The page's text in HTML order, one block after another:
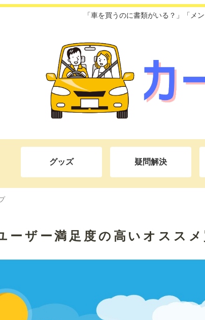
「車を買うのに書類がいる？」「メ
グッズ 疑問解決
ーザー満足度の高いオスス